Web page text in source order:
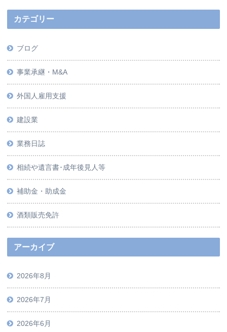
カテゴリー
ブログ
事業承継・M&A
外国人雇用支援
建設業
業務日誌
相続や遺言書･成年後見人等
補助金・助成金
酒類販売免許
アーカイブ
2026年8月
2026年7月
2026年6月